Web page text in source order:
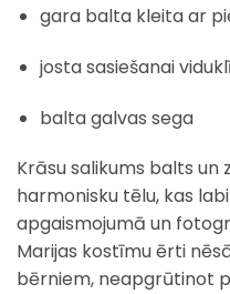
gara balta kleita ar
josta sasiešanai
balta galvas sega
Krāsu salikums balts un
harmonisku tēlu, kas
apgaismojumā un
Marijas kostīmu ērti
bērniem, neapgrūtinot